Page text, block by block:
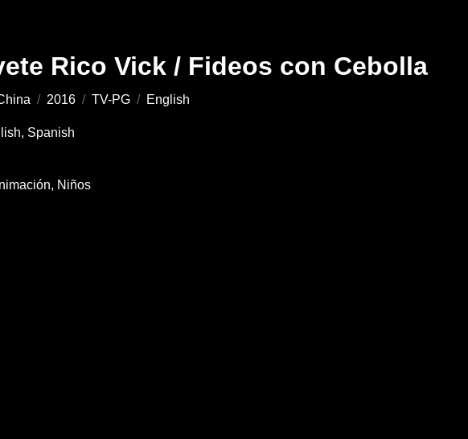
Rico Vick / Fideos con Cebolla
/ 2016 / TV-PG / English
Spanish
Niños